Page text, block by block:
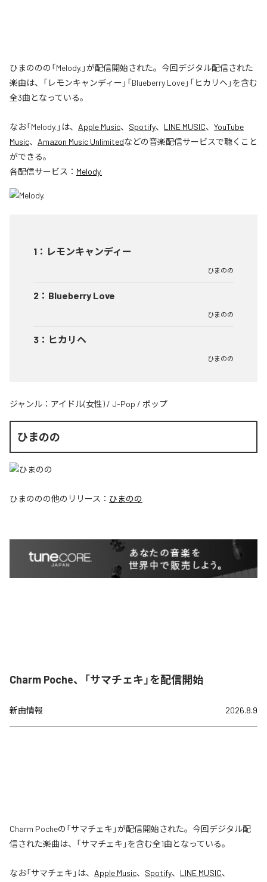
ひまののの「Melody.」が配信開始された。今回デジタル配信された
楽曲は、「レモンキャンディー」「Blueberry Love」「ヒカリヘ」を含む
全3曲となっている。
なお「Melody. 」は、 Apple Music、 Spotify、 LINE MUSIC、 YouTube
Music、 Amazon Music Unlimitedなどの音楽配信サービスで聴くこと
ができる。
各配信サービス： Melody.
1 ： レモンキャンディー
ひまのの
2 ： Blueberry Love
ひまのの
3 ： ヒカリヘ
ひまのの
ジャンル： アイドル(女性) / J-Pop / ポップ
ひまのの
ひまののの他のリリース： ひまのの
Charm Poche、「サマチェキ」を配信開始
新曲情報 2026.8.9
Charm Pocheの「サマチェキ」が配信開始された。今回デジタル配
信された楽曲は、「サマチェキ」を含む全1曲となっている。
なお「サマチェキ 」は、 Apple Music、 Spotify、 LINE MUSIC、